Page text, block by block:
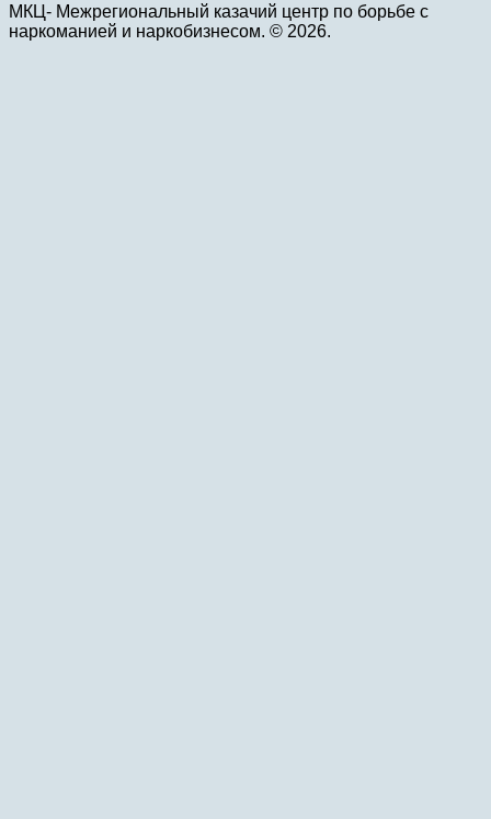
МКЦ- Межрегиональный казачий центр по борьбе с
наркоманией и наркобизнесом. © 2026.